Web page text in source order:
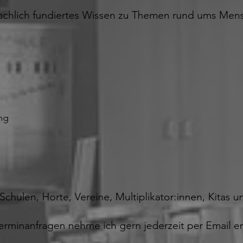
fundiertes Wissen zu Themen rund ums
Horte, Vereine, Multiplikator:innen, Kitas
nehme ich gern jederzeit per Email